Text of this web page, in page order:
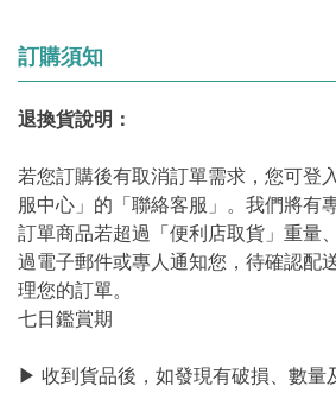
訂購須知
退換貨說明：
若您訂購後有取消訂單需求，您可登
服中心」的「聯絡客服」。我們將有
訂單商品若超過「便利店取貨」重量
過電子郵件或專人通知您，待確認配
理您的訂單。
七日鑑賞期
▶ 收到貨品後，如發現有破損、數量